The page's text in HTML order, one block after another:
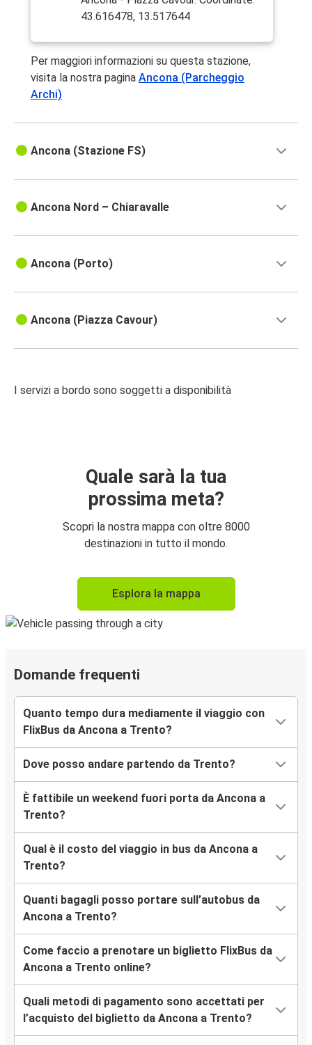
43.616478, 13.517644
Per maggiori informazioni su questa stazione,
visita la nostra pagina Ancona (Parcheggio
Archi)
Ancona (Stazione FS)
Ancona Nord – Chiaravalle
Ancona (Porto)
Ancona (Piazza Cavour)
I servizi a bordo sono soggetti a disponibilità
Quale sarà la tua
prossima meta?
Scopri la nostra mappa con oltre 8000
destinazioni in tutto il mondo.
Esplora la mappa
Domande frequenti
Quanto tempo dura mediamente il viaggio con
FlixBus da Ancona a Trento?
Dove posso andare partendo da Trento?
È fattibile un weekend fuori porta da Ancona a
Trento?
Qual è il costo del viaggio in bus da Ancona a
Trento?
Quanti bagagli posso portare sull’autobus da
Ancona a Trento?
Come faccio a prenotare un biglietto FlixBus da
Ancona a Trento online?
Quali metodi di pagamento sono accettati per
l’acquisto del biglietto da Ancona a Trento?